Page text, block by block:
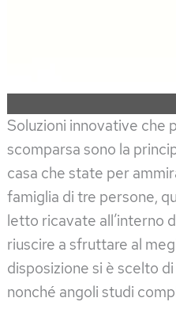
Soluzioni innovative che
scomparsa sono la
casa che state per
famiglia di tre persone,
letto ricavate all’interno
riuscire a sfruttare al
disposizione si è scelto
nonché angoli studi